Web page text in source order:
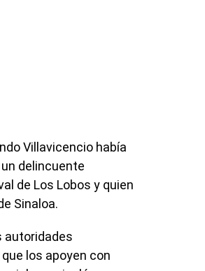
Villavicencio había
delincuente
de Los Lobos y quien
Sinaloa.
autoridades
los apoyen con